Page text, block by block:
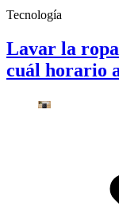
Tecnología
Lavar la ropa
cuál horario